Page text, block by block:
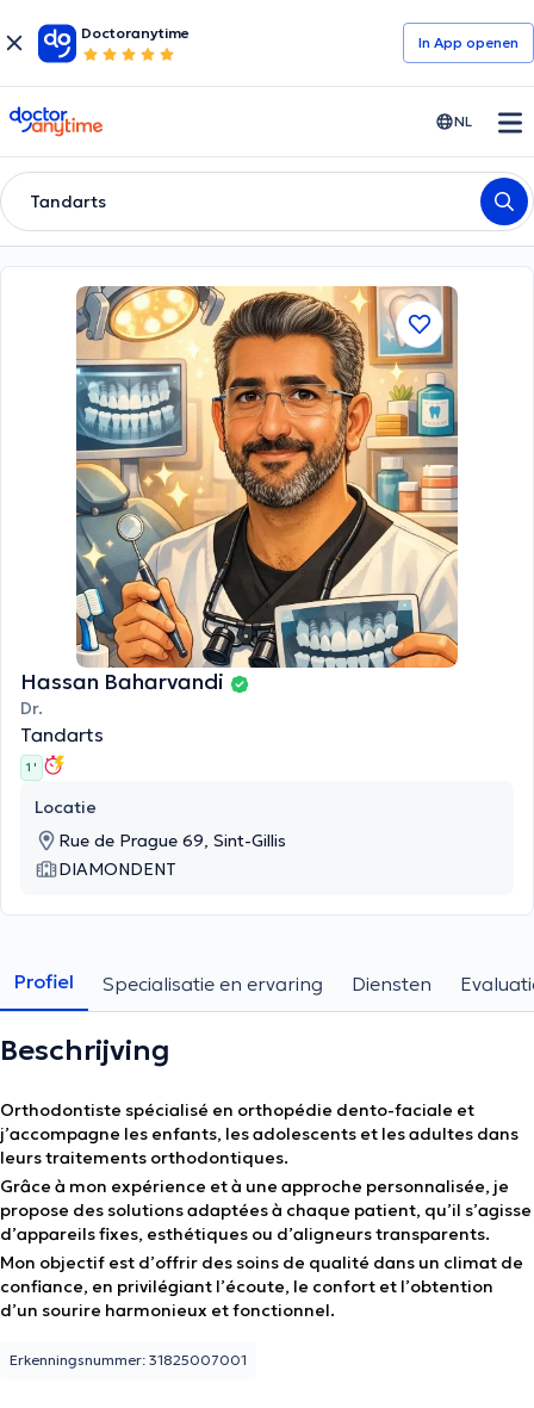
Doctoranytime
In App openen
doctoranytime NL
Tandarts
Hassan Baharvandi
Dr.
Tandarts
1 '
Locatie
Rue de Prague 69, Sint-Gillis
DIAMONDENT
Profiel Specialisatie en ervaring Diensten
Beschrijving
Orthodontiste spécialisé en orthopédie dento-faciale et
j’accompagne les enfants, les adolescents et les adultes dans
leurs traitements orthodontiques.
Grâce à mon expérience et à une approche personnalisée, je
propose des solutions adaptées à chaque patient, qu’il s’agisse
d’appareils fixes, esthétiques ou d’aligneurs transparents.
Mon objectif est d’offrir des soins de qualité dans un climat de
confiance, en privilégiant l’écoute, le confort et l’obtention
d’un sourire harmonieux et fonctionnel.
Erkenningsnummer: 31825007001